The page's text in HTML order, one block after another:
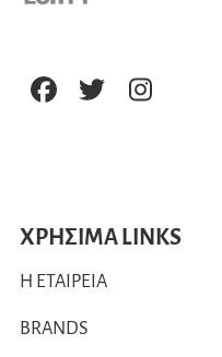
ΧΡΗΣΙΜΑ LINKS
Η ΕΤΑΙΡΕΙΑ
BRANDS